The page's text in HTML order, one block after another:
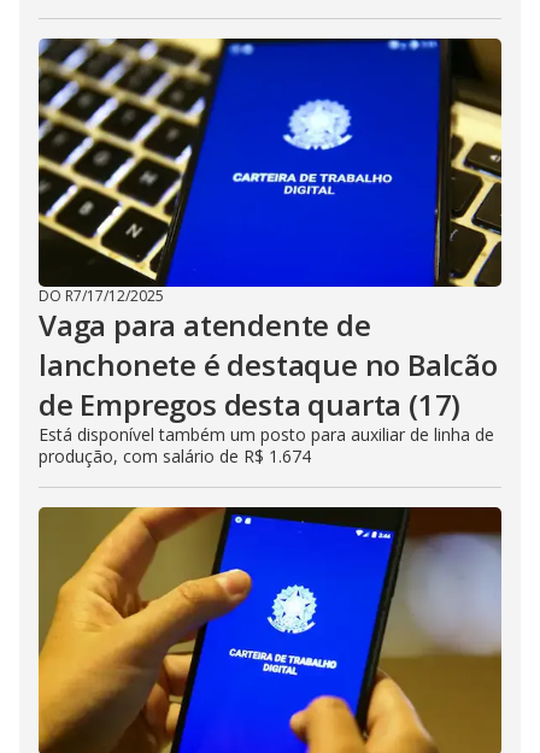
DO R7/17/12/2025
Vaga para atendente de
lanchonete é destaque no Balcão
de Empregos desta quarta (17)
Está disponível também um posto para auxiliar de linha de
produção, com salário de R$ 1.674